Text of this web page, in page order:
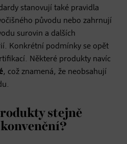
stanovují také pravidla
původu nebo zahrnují
surovin a dalších
Konkrétní podmínky se opět
Některé produkty navíc
, což znamená, že neobsahují
stejně